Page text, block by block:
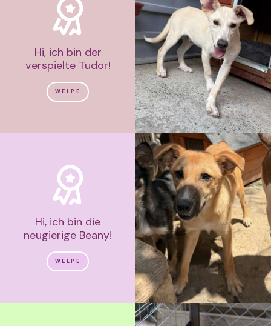
Hi, ich bin der
verspielte Tudor!
WELPE
Hi, ich bin die
neugierige Beany!
WELPE